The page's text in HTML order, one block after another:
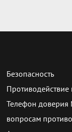
Безопасность
Телефон доверия
вопросам